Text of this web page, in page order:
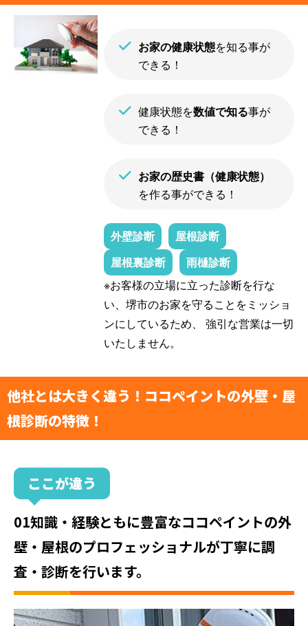
お家の健康状態を知る事が
できる！
健康状態を数値で知る事が
できる！
お家の歴史書（健康状態）
を作る事ができる！
外壁診断
屋根診断
屋根裏診断
雨樋診断
※お客様の立場に立った診断を行な
い、堺市のお家を守ることをミッショ
ンにしているため、 強引な営業は一切
いたしません。
他社とは大きく違う！ココペイントの外壁・屋
根診断の特徴！
ここが違う
01知識・経験ともに豊富なココペイントの外
壁・屋根のプロフェッショナルが丁寧に調
査・診断を行います。